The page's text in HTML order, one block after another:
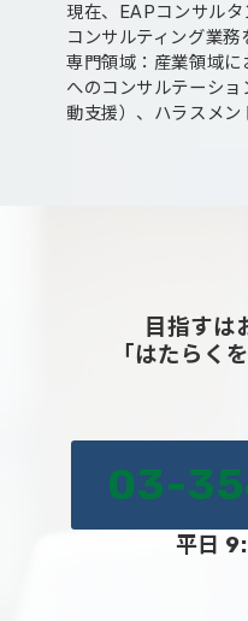
現在、EAPコンサル
コンサルティング業務
専門領域：産業領域
へのコンサルテーシ
動支援）、ハラスメ
目指すは
「はたらく
03-
平日